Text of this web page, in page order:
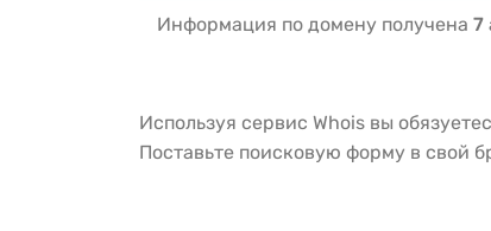
Информация по домену получена 7
Используя сервис Whois вы
Поставьте поисковую форму в свой